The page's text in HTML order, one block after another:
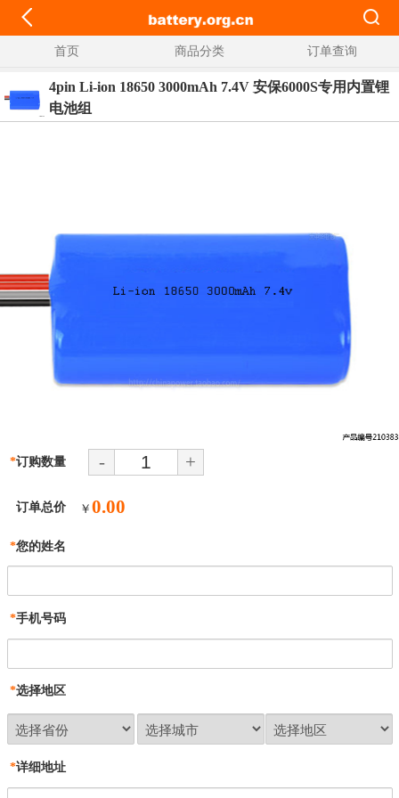
首页 商品分类 订单查询
4pin Li-ion 18650 3000mAh 7.4V 安保6000S专用内置锂
电池组
订购数量
* - +
订单总价 ￥ 0.00
您的姓名
*
手机号码
*
选择地区
*
详细地址
*